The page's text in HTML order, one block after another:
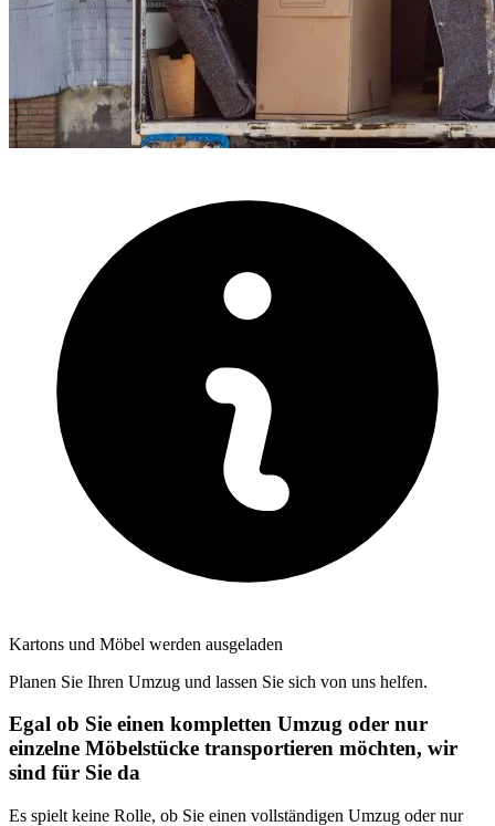
Kartons und Möbel werden ausgeladen
Planen Sie Ihren Umzug und lassen Sie sich von uns helfen.
Egal ob Sie einen kompletten Umzug oder nur
einzelne Möbelstücke transportieren möchten, wir
sind für Sie da
Es spielt keine Rolle, ob Sie einen vollständigen Umzug oder nur